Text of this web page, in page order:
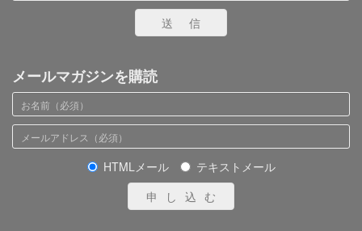
送信
メールマガジンを購読
HTMLメール
テキストメール
申し込む